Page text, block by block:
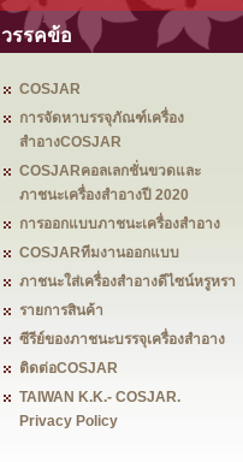
วรรคข้อ
COSJAR
การจัดหาบรรจุภัณฑ์เครื่อง
สำอางCOSJAR
COSJARคอลเลกชั่นขวดและ
ภาชนะเครื่องสำอางปี 2020
การออกแบบภาชนะเครื่องสำอาง
COSJARทีมงานออกแบบ
ภาชนะใส่เครื่องสำอางดีไซน์หรูหรา
รายการสินค้า
ซีรีย์ของภาชนะบรรจุเครื่องสำอาง
ติดต่อCOSJAR
TAIWAN K.K.- COSJAR.
Privacy Policy